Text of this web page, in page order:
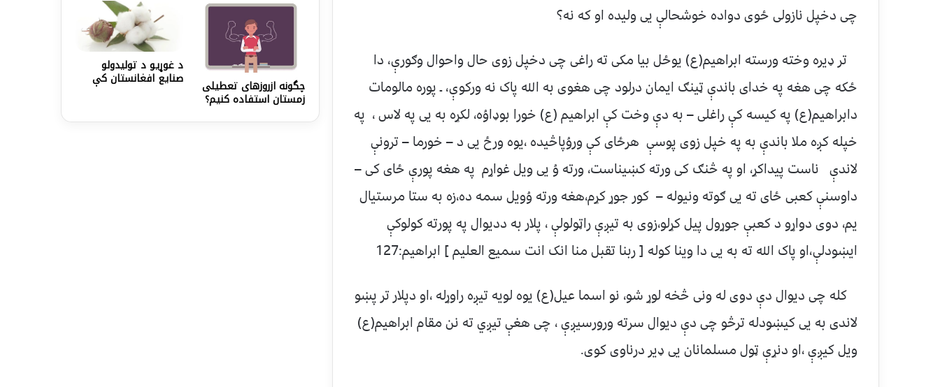
چی دخپل نازولی ځوی دواده خوشحالې یی ولیده او که نه؟
تر ډیره وخته ورسته ابراهیم(ع) یوځل بیا مکی ته راغی چی دخپل زوی حال واحوال وګورې، دا
ځکه چی هغه په خدای باندې ټینګ ایمان درلود چی هغوی به الله پاک نه ورکوې، ـ پوره مالومات
دابراهیم(ع) په کیسه کې راغلی – به دې وخت کې ابراهیم (ع) خورا بوډاوُه، لکړه به یی په لاس ، په
خپله کږه ملا باندې به په خپل زوی پوسې هرځای کې وروُپاڅیده ،یوه ورځ یی د – خورما – ترونې
لاندې ناست پیداکړ، او په څنګ کی ورته کښیناست، ورته وُ یی ویل غواړم په هغه پورې ځای کی –
داوسنې کعبی ځای ته یی ګوته ونیوله – کور جوړ کړم،هغه ورته وُویل سمه ده،زه به ستا مرستیال
یم، دوی دواړو د کعبې جوړول پیل کړلو،زوی به تیږې راټولولې ، پلار به ددیوال په پورته کولوکې
ایښودلې،او پاک الله ته به یی دا وینا کوله [ ربنا تقبل منا انک انت سمیع العلیم ] ابراهیم:127
کله چی دیوال دې دوی له ونی څخه لوړ شو، نو اسما عیل(ع) یوه لویه تیږه راوړله ،او دپلار تر پښو
لاندی به یی کیښودله ترڅو چی دې دیوال سرته ورورسیږې ، چی هغې تیږي ته نن مقام ابراهیم(ع)
ویل کیږې ،او دنړې ټول مسلمانان یی ډیر درناوی کوی.
چگونه ازروزهاى تعطيلى
زمستان استفاده كنيم؟
د غوړیو د تولیدولو
صنایع افغانستان کې